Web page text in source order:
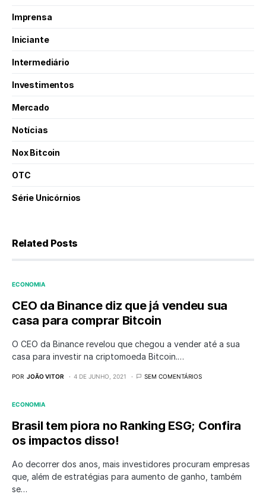
Imprensa
Iniciante
Intermediário
Investimentos
Mercado
Notícias
Nox Bitcoin
OTC
Série Unicórnios
Related Posts
ECONOMIA
CEO da Binance diz que já vendeu sua
casa para comprar Bitcoin
O CEO da Binance revelou que chegou a vender até a sua
casa para investir na criptomoeda Bitcoin.…
POR JOÃO VITOR 4 DE JUNHO, 2021 SEM COMENTÁRIOS
ECONOMIA
Brasil tem piora no Ranking ESG; Confira
os impactos disso!
Ao decorrer dos anos, mais investidores procuram empresas
que, além de estratégias para aumento de ganho, também
se…